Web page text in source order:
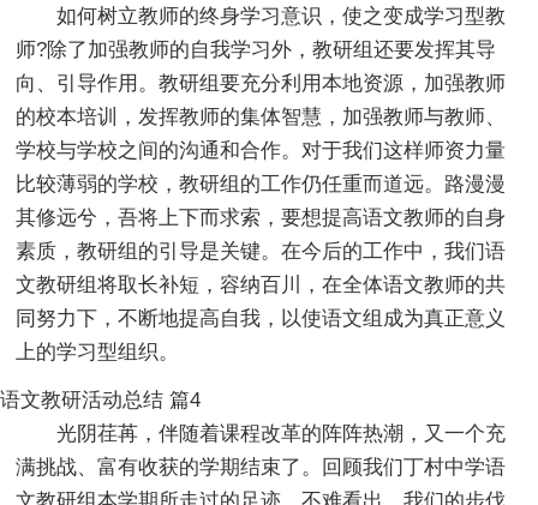
如何树立教师的终身学习意识，使之变成学习型教
师?除了加强教师的自我学习外，教研组还要发挥其导
向、引导作用。教研组要充分利用本地资源，加强教师
的校本培训，发挥教师的集体智慧，加强教师与教师、
学校与学校之间的沟通和合作。对于我们这样师资力量
比较薄弱的学校，教研组的工作仍任重而道远。路漫漫
其修远兮，吾将上下而求索，要想提高语文教师的自身
素质，教研组的引导是关键。在今后的工作中，我们语
文教研组将取长补短，容纳百川，在全体语文教师的共
同努力下，不断地提高自我，以使语文组成为真正意义
上的学习型组织。
语文教研活动总结 篇4
光阴荏苒，伴随着课程改革的阵阵热潮，又一个充
满挑战、富有收获的学期结束了。回顾我们丁村中学语